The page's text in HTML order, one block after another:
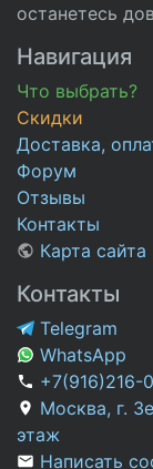
останетесь
Навигация
Что выбрать?
Скидки
Доставка,
Форум
Отзывы
Контакты
Карта сайта
Контакты
Telegram
WhatsApp
+7(916)216-
Москва, г.
этаж
Написать